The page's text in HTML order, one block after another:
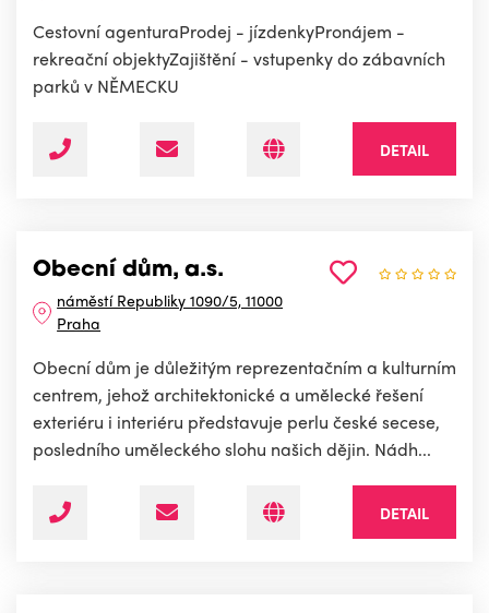
Cestovní agenturaProdej - jízdenkyPronájem -
rekreační objektyZajištění - vstupenky do zábavních
parků v NĚMECKU
DETAIL
Obecní dům, a.s.
náměstí Republiky 1090/5, 11000
Praha
Obecní dům je důležitým reprezentačním a kulturním
centrem, jehož architektonické a umělecké řešení
exteriéru i interiéru představuje perlu české secese,
posledního uměleckého slohu našich dějin. Nádh...
DETAIL